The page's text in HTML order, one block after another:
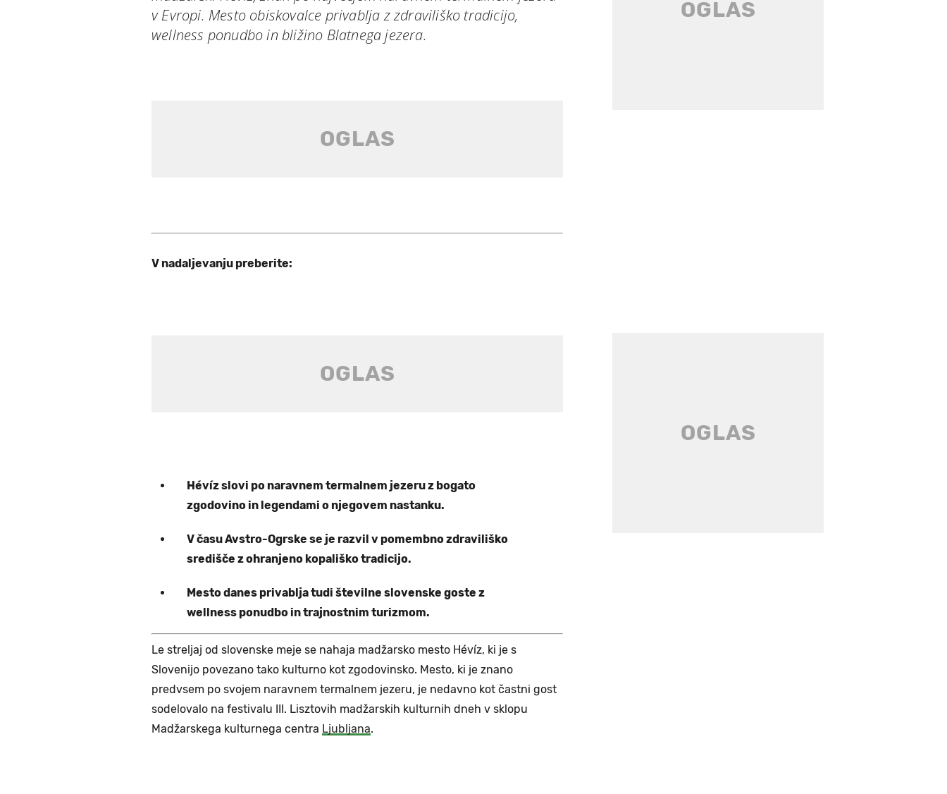
v Evropi. Mesto obiskovalce privablja z zdraviliško tradicijo,
wellness ponudbo in bližino Blatnega jezera.
V nadaljevanju preberite:
Hévíz slovi po naravnem termalnem jezeru z bogato
zgodovino in legendami o njegovem nastanku.
V času Avstro-Ogrske se je razvil v pomembno zdraviliško
središče z ohranjeno kopališko tradicijo.
Mesto danes privablja tudi številne slovenske goste z
wellness ponudbo in trajnostnim turizmom.
Le streljaj od slovenske meje se nahaja madžarsko mesto Hévíz, ki je s
Slovenijo povezano tako kulturno kot zgodovinsko. Mesto, ki je znano
predvsem po svojem naravnem termalnem jezeru, je nedavno kot častni gost
sodelovalo na festivalu III. Lisztovih madžarskih kulturnih dneh v sklopu
Madžarskega kulturnega centra Ljubljana.